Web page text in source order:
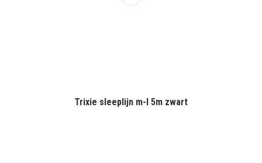
Trixie sleeplijn m-l 5m zwart